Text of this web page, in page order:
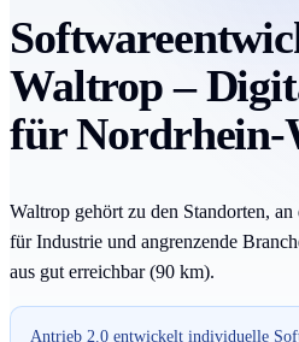
Waltrop –
für Nordrhein-
Waltrop gehört zu den Standorten,
für Industrie und angrenzende
aus gut erreichbar (90 km).
Antrieb 2.0 entwickelt individuelle